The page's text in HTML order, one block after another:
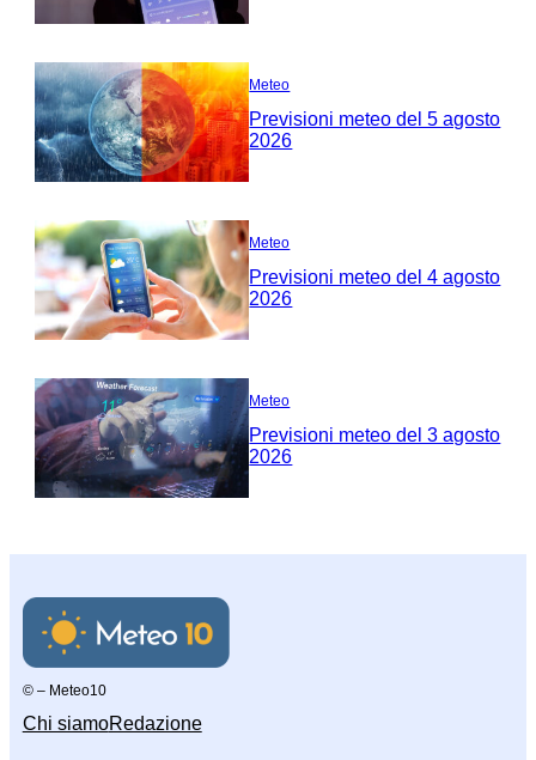
Meteo
Previsioni meteo del 5 agosto
2026
Meteo
Previsioni meteo del 4 agosto
2026
Meteo
Previsioni meteo del 3 agosto
2026
© – Meteo10
Chi siamoRedazione